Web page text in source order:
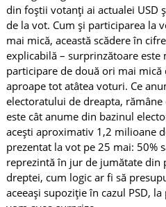
din foștii votanți ai actualei USD
de la vot. Cum și participarea la
mai mică, această scădere în
explicabilă – surprinzătoare
participare de două ori mai mică
aproape tot atâtea voturi. Ce
electoratului de dreapta,
este cât anume din bazinul
acești aproximativ 1,2 milioane
prezentat la vot pe 25 mai: 50%
reprezintă în jur de jumătate din
dreptei, cum logic ar fi să
aceeași supoziție în cazul PSD,